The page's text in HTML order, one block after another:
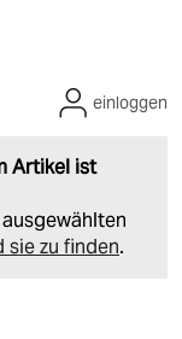
Artikel ist
sie zu finden.
einloggen